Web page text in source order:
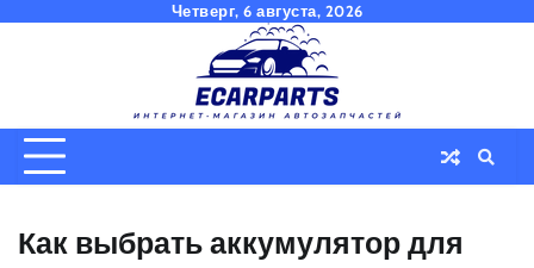
Четверг, 6 августа, 2026
Как выбрать аккумулятор для